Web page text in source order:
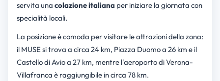
servita una colazione italianaper iniziare la giornata con
specialità locali.
La posizione è comoda per visitare le attrazioni della zona:
il MUSE si trova a circa 24 km, Piazza Duomo a 26 km e il
Castello di Avio a 27 km, mentre l'aeroporto di Verona-
Villafranca è raggiungibile in circa 78 km.